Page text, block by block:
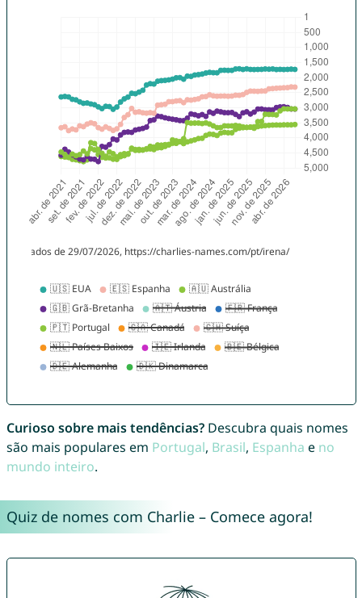
Curioso sobre mais tendências?Descubra quais nomes
são mais populares em Portugal, Brasil, Espanha e no
mundo inteiro.
Quiz de nomes com Charlie – Comece agora!